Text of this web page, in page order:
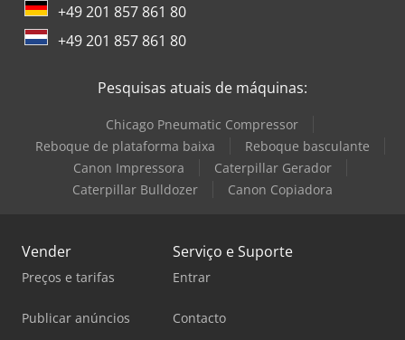
+49 201 857 861 80
+49 201 857 861 80
Pesquisas atuais de máquinas:
Chicago Pneumatic Compressor
Reboque de plataforma baixa
Reboque basculante
Canon Impressora
Caterpillar Gerador
Caterpillar Bulldozer
Canon Copiadora
Vender
Preços e tarifas
Publicar anúncios
Serviço e Suporte
Entrar
Contacto